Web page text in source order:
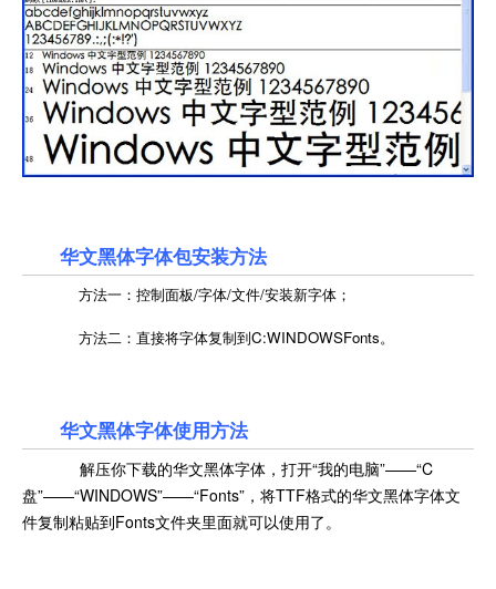
华文黑体字体包安装方法
方法一：控制面板/字体/文件/安装新字体；
方法二：直接将字体复制到C:WINDOWSFonts。
华文黑体字体使用方法
解压你下载的华文黑体字体，打开“我的电脑”——“C
盘”——“WINDOWS”——“Fonts”，将TTF格式的华文黑体字体文
件复制粘贴到Fonts文件夹里面就可以使用了。